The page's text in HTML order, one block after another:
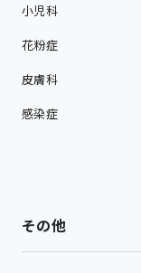
小児科
花粉症
皮膚科
感染症
その他